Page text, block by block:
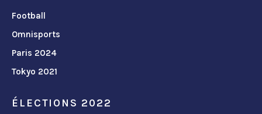
Football
Omnisports
Paris 2024
Tokyo 2021
ÉLECTIONS 2022